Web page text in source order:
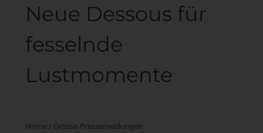
Neue Dessous für
fesselnde
Lustmomente
Home / Grosso Pressemeldungen